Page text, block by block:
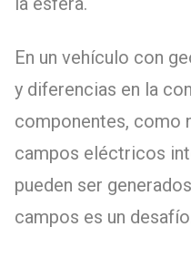
En un vehículo con
y diferencias en la
componentes, como
campos eléctricos
pueden ser
campos es un